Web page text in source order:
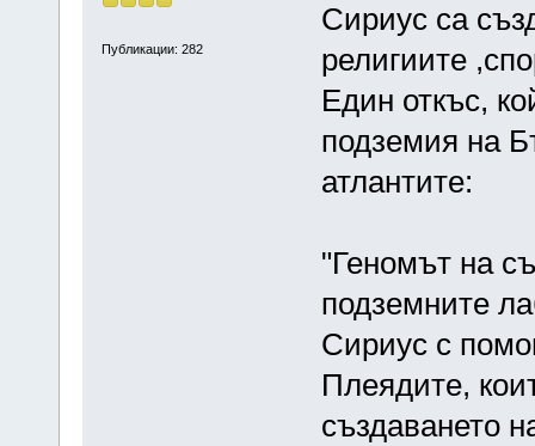
Публикации: 282
Сириус са
религиите
Един откъс,
подземия на
атлантите:
"Геномът на
подземните
Сириус с
Плеядите,
създаването